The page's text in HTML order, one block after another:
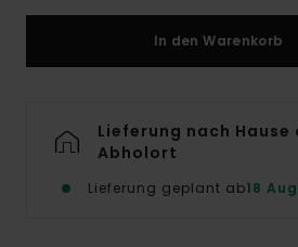
In den Warenkorb
Lieferung nach Hause
Abholort
Lieferung geplant ab18